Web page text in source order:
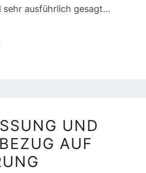
sehr ausführlich gesagt…
UND
AUF